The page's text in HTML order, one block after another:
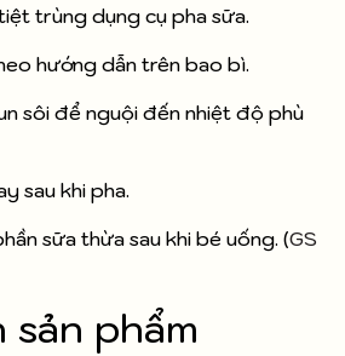
trùng dụng cụ pha sữa.
hướng dẫn trên bao bì.
sôi để nguội đến nhiệt độ phù
sau khi pha.
sữa thừa sau khi bé uống. (GS
phẩm